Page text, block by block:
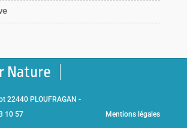
Nature
22440 PLOUFRAGAN -
10 57
Mentions légales